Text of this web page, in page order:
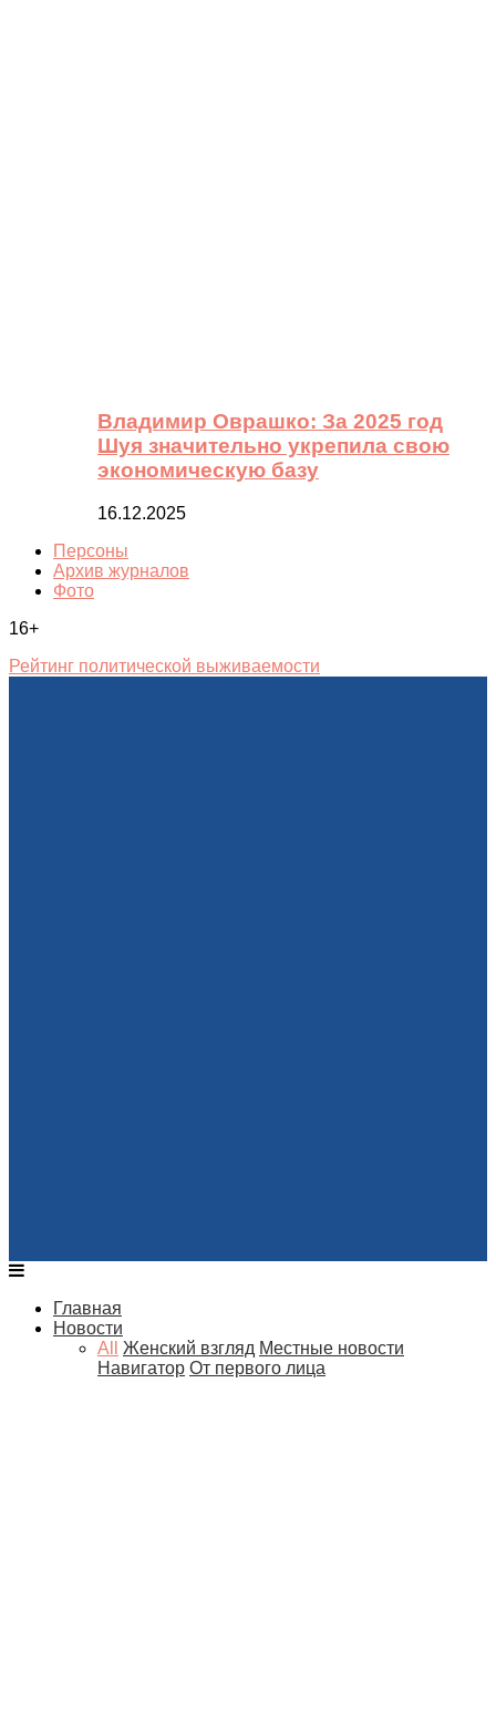
Владимир Оврашко: За 2025 год
Шуя значительно укрепила свою
экономическую базу
16.12.2025
Персоны
Архив журналов
Фото
16+
Рейтинг политической выживаемости
Главная
Новости
All
Женский взгляд Местные новости
Навигатор От первого лица